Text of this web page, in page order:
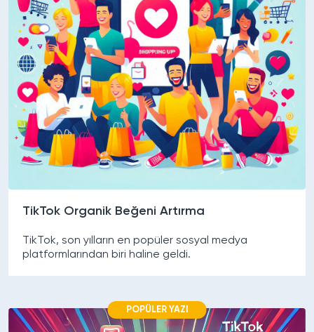
TikTok Organik Beğeni Artırma
TikTok, son yılların en popüler sosyal medya
platformlarından biri haline geldi.
POPÜLER YAZI